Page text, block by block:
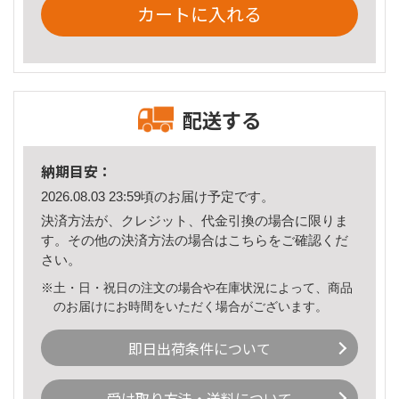
カートに入れる
配送する
納期目安：
2026.08.03 23:59頃のお届け予定です。
決済方法が、クレジット、代金引換の場合に限りま
す。その他の決済方法の場合はこちら をご確認くだ
さい。
※土・日・祝日の注文の場合や在庫状況によって、商品
のお届けにお時間をいただく場合がございます。
即日出荷条件について